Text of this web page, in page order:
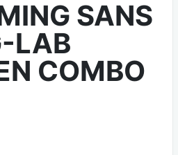
SANS
LAB
COMBO